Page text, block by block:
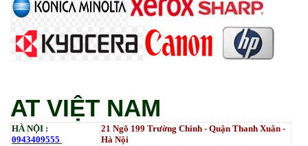
Tham Khảo
AT VIỆT NAM
HÀ NỘI :
0943409555
21 Ngõ 199 Trường Chinh - Quận Thanh Xuân -
Hà Nội